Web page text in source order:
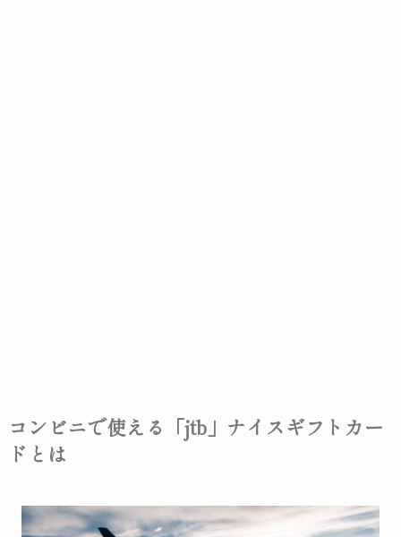
コンビニで使える「jtb」ナイスギフトカー
ドとは